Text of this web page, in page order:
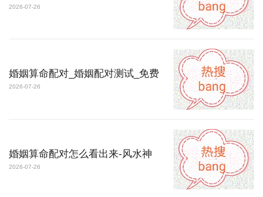
2026-07-26
婚姻算命配对_婚姻配对测试_免费
2026-07-26
婚姻算命配对怎么看出来-风水神
2026-07-26